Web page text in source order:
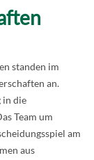
standen im
an.
in die
Team um
am
aus